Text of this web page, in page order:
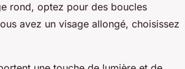
rond, optez pour des boucles
avez un visage allongé, choisissez